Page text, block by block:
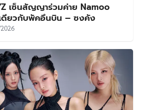
เซ็นสัญญาร่วมค่าย Namoo
ยวกับพัคอึนบิน – ซงคัง